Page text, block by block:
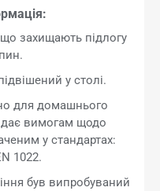
захищають підлогу
у столі.
для домашнього
вимогам щодо
у стандартах:
1022.
був випробуваний